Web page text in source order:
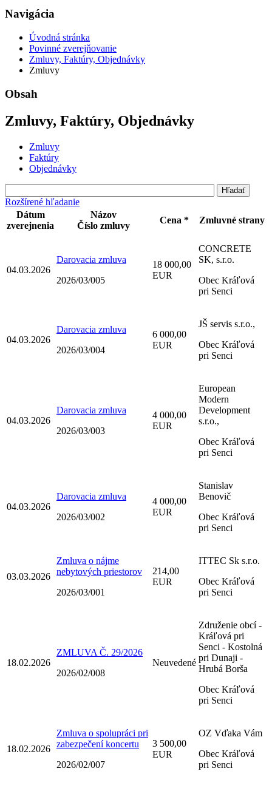
Navigácia
Úvodná stránka
Povinné zverejňovanie
Zmluvy, Faktúry, Objednávky
Zmluvy
Obsah
Zmluvy, Faktúry, Objednávky
Zmluvy
Faktúry
Objednávky
Rozšírené hľadanie
Dátum
zverejnenia
Názov
Číslo zmluvy
Cena * Zmluvné strany
04.03.2026
Darovacia zmluva
2026/03/005
18 000,00
EUR
CONCRETE
SK, s.r.o.
Obec Kráľová
pri Senci
04.03.2026
Darovacia zmluva
2026/03/004
6 000,00
EUR
JŠ servis s.r.o.,
Obec Kráľová
pri Senci
04.03.2026
Darovacia zmluva
2026/03/003
4 000,00
EUR
European
Modern
Development
s.r.o.,
Obec Kráľová
pri Senci
04.03.2026
Darovacia zmluva
2026/03/002
4 000,00
EUR
Stanislav
Benovič
Obec Kráľová
pri Senci
03.03.2026
Zmluva o nájme
nebytových priestorov
2026/03/001
214,00
EUR
ITTEC Sk s.r.o.
Obec Kráľová
pri Senci
18.02.2026
ZMLUVA Č. 29/2026
2026/02/008
Neuvedené
Združenie obcí -
Kráľová pri
Senci - Kostolná
pri Dunaji -
Hrubá Borša
Obec Kráľová
pri Senci
18.02.2026
Zmluva o spolupráci pri
zabezpečení koncertu
2026/02/007
3 500,00
EUR
OZ Vďaka Vám
Obec Kráľová
pri Senci